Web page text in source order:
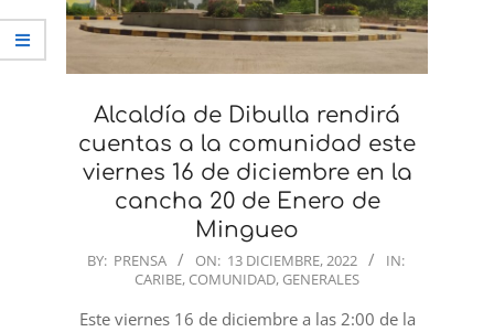
Alcaldía de Dibulla rendirá
cuentas a la comunidad este
viernes 16 de diciembre en la
cancha 20 de Enero de
Mingueo
2022-
13
BY: PRENSA ON: 13 DICIEMBRE, 2022
IN:
CARIBE, COMUNIDAD, GENERALES
Este viernes 16 de diciembre a las 2:00 de la